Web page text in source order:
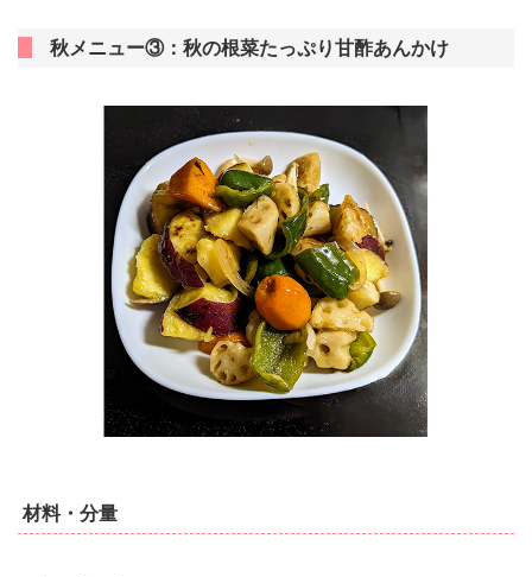
秋メニュー③：秋の根菜たっぷり甘酢あんかけ
材料・分量